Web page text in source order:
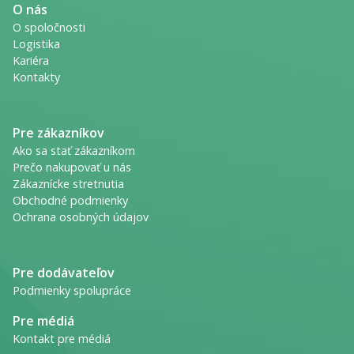
O nás
O spoločnosti
Logistika
Kariéra
Kontakty
Pre zákazníkov
Ako sa stať zákazníkom
Prečo nakupovať u nás
Zákaznícke stretnutia
Obchodné podmienky
Ochrana osobných údajov
Pre dodávateľov
Podmienky spolupráce
Pre médiá
Kontakt pre médiá